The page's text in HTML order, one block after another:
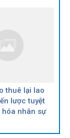
thuê lại lao
lược tuyệt
nhân sự